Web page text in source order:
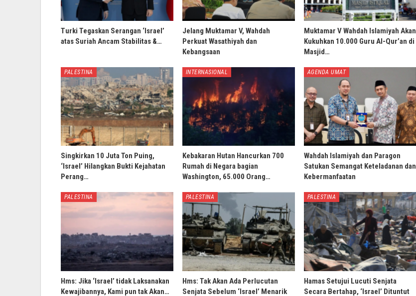
Turki Tegaskan Serangan ‘Israel’
atas Suriah Ancam Stabilitas &…
Jelang Muktamar V, Wahdah
Perkuat Wasathiyah dan
Kebangsaan
Muktamar V Wahdah Islamiyah Akan
Kukuhkan 10.000 Guru Al-Qur’an di
Masjid…
PALESTINA
Singkirkan 10 Juta Ton Puing,
‘Israel’ Hilangkan Bukti Kejahatan
Perang…
INTERNASIONAL
Kebakaran Hutan Hancurkan 700
Rumah di Negara bagian
Washington, 65.000 Orang…
AGENDA UMAT
Wahdah Islamiyah dan Paragon
Satukan Semangat Keteladanan dan
Kebermanfaatan
PALESTINA
Hms: Jika ‘Israel’ tidak Laksanakan
Kewajibannya, Kami pun tak Akan…
PALESTINA
Hms: Tak Akan Ada Perlucutan
Senjata Sebelum ‘Israel’ Menarik
PALESTINA
Hamas Setujui Lucuti Senjata
Secara Bertahap, ‘Israel’ Dituntut